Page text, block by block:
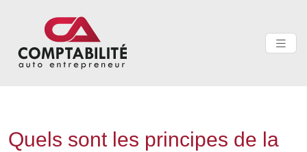
Quels sont les principes de la